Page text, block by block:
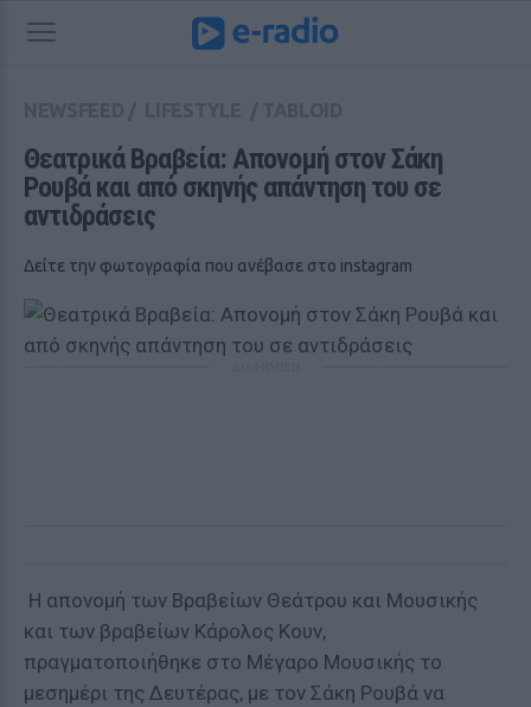
Θεατρικά Βραβεία: Απονομή στον Σάκη
Ρουβά και από σκηνής απάντηση του σε
αντιδράσεις
Δείτε την φωτογραφία που ανέβασε στο instagram
H απονομή των Βραβείων Θεάτρου και Μουσικής
και των βραβείων Κάρολος Κουν,
πραγματοποιήθηκε στο Μέγαρο Μουσικής το
μεσημέρι της Δευτέρας, με τον Σάκη Ρουβά να